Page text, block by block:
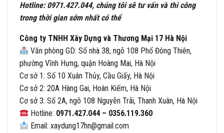
Hotline: 0971.427.044, chúng tôi sẽ tư vấn và thi công
trong thời gian sớm nhất có thể
Công ty TNHH Xây Dựng và Thương Mại 17 Hà Nội
Văn phòng GD: Số nhà 38, ngõ 108 Phố Đông Thiên,
phường Vĩnh Hưng, quận Hoàng Mai, Hà Nội
Cơ sở 1: Số 10 Xuân Thủy, Cầu Giấy, Hà Nội
Cơ sở 2: 20A Hàng Gai, Hoàn Kiếm, Hà Nội
Cơ sở 3: Số 2A, ngõ 108 Nguyễn Trãi, Thanh Xuân, Hà Nội
Hotline: 0971.427.044 – 0356.119.360
Email: xaydung17hn@gmail.com